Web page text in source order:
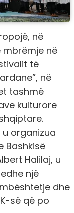
në
mbrëmje në
të
në
tashmë
kulturore
u organizua
Bashkisë
Halilaj, u
një
dhe
së që po